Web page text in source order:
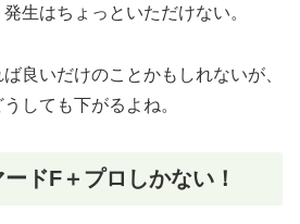
生はちょっといただけない。
良いだけのことかもしれないが、
しても下がるよね。
ドF＋プロしかない！